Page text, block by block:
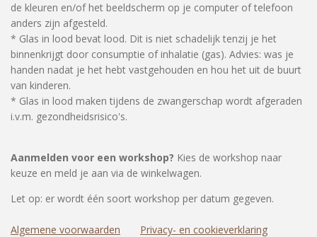
de kleuren en/of het beeldscherm op je computer of telefoon
anders zijn afgesteld.
* Glas in lood bevat lood. Dit is niet schadelijk tenzij je het
binnenkrijgt door consumptie of inhalatie (gas). Advies: was je
handen nadat je het hebt vastgehouden en hou het uit de buurt
van kinderen.
* Glas in lood maken tijdens de zwangerschap wordt afgeraden
i.v.m. gezondheidsrisico's.
Aanmelden voor een workshop? Kies de workshop naar
keuze en meld je aan via de winkelwagen.
Let op: er wordt één soort workshop per datum gegeven.
Algemene voorwaarden Privacy- en cookieverklaring